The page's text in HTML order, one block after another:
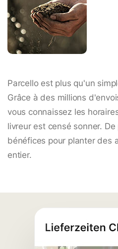
Parcello est plus qu'un
Grâce à des millions
vous connaissez les
livreur est censé sonner.
bénéfices pour planter des
entier.